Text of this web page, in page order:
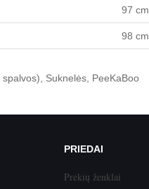
97 cm
98 cm
spalvos), Suknelės, PeeKaBoo
PRIEDAI
Prekių ženklai